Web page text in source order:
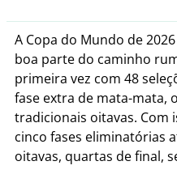
A Copa do Mundo de
boa parte do caminho
primeira vez com 48
fase extra de mata-mata,
tradicionais oitavas. Com
cinco fases eliminatórias
oitavas, quartas de final,